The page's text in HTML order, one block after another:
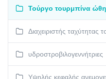
Τούργο τουρμπίνα
Διαχειριστής ταχύτητας
υδροστροβιλογεννήτριες
Υψηλής κεφαλής